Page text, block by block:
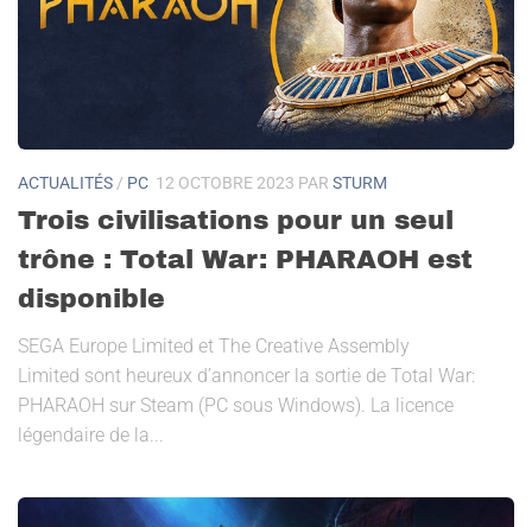
ACTUALITÉS / PC 12 OCTOBRE 2023 PAR STURM
Trois civilisations pour un seul
trône : Total War: PHARAOH est
disponible
SEGA Europe Limited et The Creative Assembly
Limited sont heureux d’annoncer la sortie de Total War:
PHARAOH sur Steam (PC sous Windows). La licence
légendaire de la...